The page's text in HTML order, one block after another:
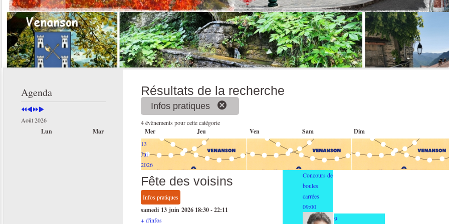
Agenda
Année
MoisAnnée
Mois
Août 2026
Lun Mar Mer Jeu Ven Sam Dim
8
Associations
Concours de
boules
carrées
09:00
9
Résultats de la recherche
Infos pratiques
4 évènements pour cette catégorie
13
Jui
2026
Fête des voisins
Infos pratiques
samedi 13 juin 2026 18:30-22:11
+ d'infos